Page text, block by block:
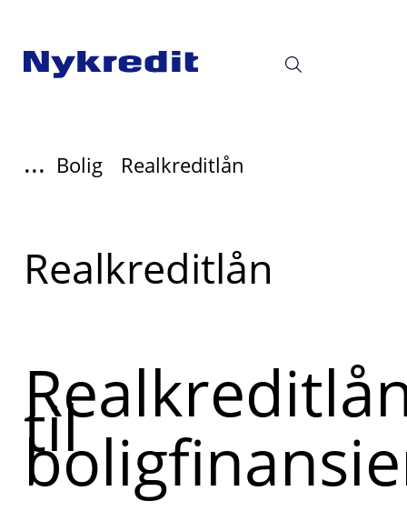
... Bolig Realkreditlån
Læs
mere
Realkreditlån
til